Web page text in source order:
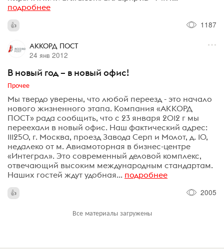
подробнее
1187
АККОРД ПОСТ
24 янв 2012
В новый год – в новый офис!
Прочее
Мы твердо уверены, что любой переезд - это начало
нового жизненного этапа. Компания «АККОРД
ПОСТ» рада сообщить, что с 23 января 2012 г мы
переехали в новый офис. Наш фактический адрес:
111250, г. Москва, проезд Завода Серп и Молот, д. 10,
недалеко от м. Авиамоторная в бизнес-центре
«Интеграл». Это современный деловой комплекс,
отвечающий высоким международным стандартам.
Наших гостей ждут удобная... подробнее
2005
Все материалы загружены